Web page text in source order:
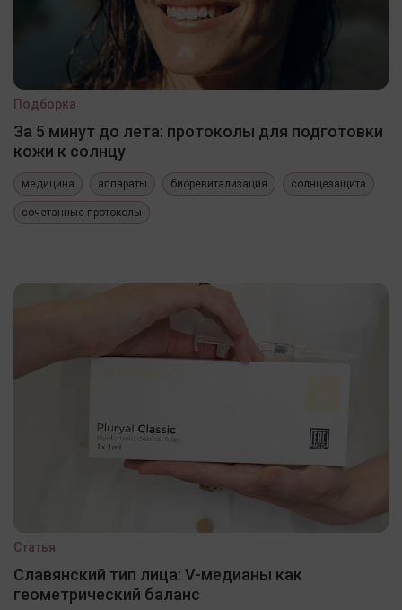
Подборка
За 5 минут до лета: протоколы для подготовки
кожи к солнцу
медицина аппараты биоревитализация солнцезащита
сочетанные протоколы
Статья
Славянский тип лица: V-медианы как
геометрический баланс